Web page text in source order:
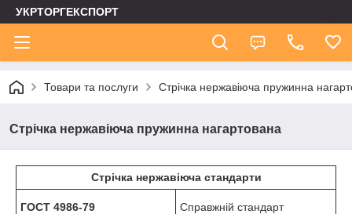
УКРТОРГЕКСПОРТ
Товари та послуги Стрічка нержавіюча пружинна
Стрічка нержавіюча пружинна нагартована
Стрічка нержавіюча стандарти
ГОСТ 4986-79
Справжній стандарт